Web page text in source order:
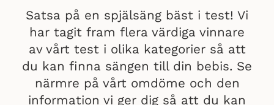
Satsa på en spjälsäng bäst i test! Vi
har tagit fram flera värdiga vinnare
av vårt test i olika kategorier så att
du kan finna sängen till din bebis. Se
närmre på vårt omdöme och den
information vi ger dig så att du kan